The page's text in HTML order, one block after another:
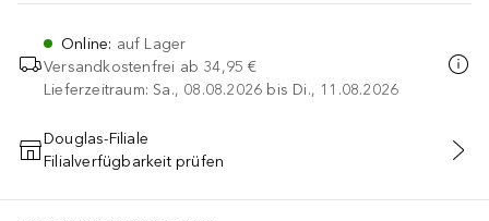
Online: auf Lager
Versandkostenfrei ab 34,95 €
Lieferzeitraum: Sa., 08.08.2026 bis Di., 11.08.2026
IN DEN WARENKORB
Douglas-Filiale
Filialverfügbarkeit prüfen